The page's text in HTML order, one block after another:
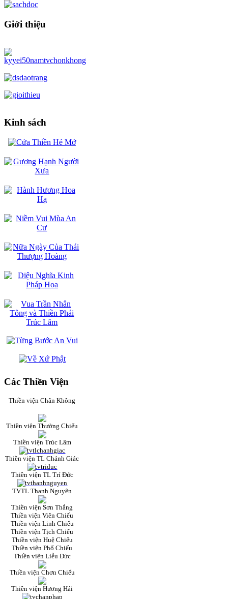
Giới thiệu
Kinh sách
Các Thiền Viện
Thiền viện Chân Không
Thiền viện Thường Chiếu
Thiền viện Trúc Lâm
Thiền viện TL Chánh Giác
Thiền viện TL Trí Đức
TVTL Thanh Nguyên
Thiền viện Sơn Thắng
Thiền viện Viên Chiếu
Thiền viện Linh Chiếu
Thiền viện Tịch Chiếu
Thiền viện Huệ Chiếu
Thiền viện Phổ Chiếu
Thiền viện Liễu Đức
Thiền viện Chơn Chiếu
Thiền viện Hương Hải